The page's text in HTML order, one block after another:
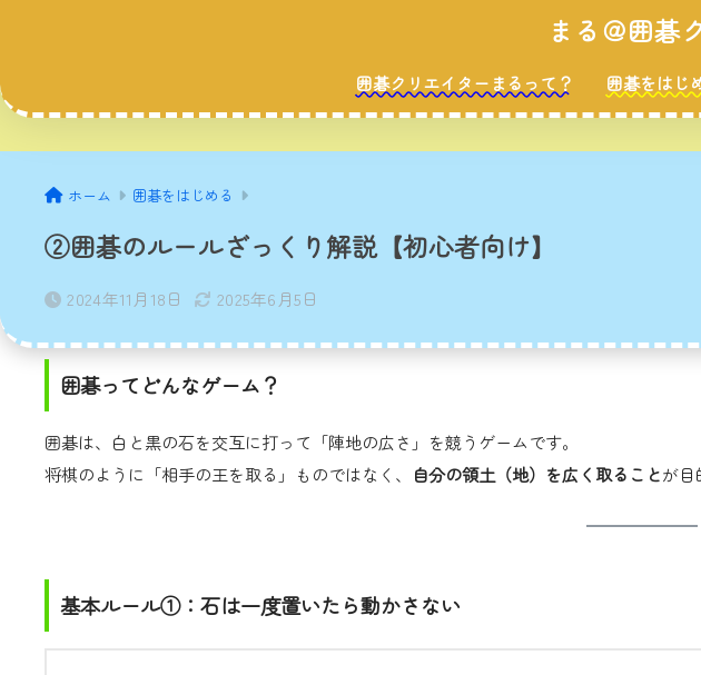
まる＠囲碁
囲碁クリエイターまるって？ 囲碁をはじ
ホーム 囲碁をはじめる
②囲碁のルールざっくり解説【初心者向け】
2024年11月18日 2025年6月5日
囲碁ってどんなゲーム？
囲碁は、白と黒の石を交互に打って「陣地の広さ」を競うゲームです。
将棋のように「相手の王を取る」ものではなく、
自分の領土（地）を広く取ることが目
基本ルール①：石は一度置いたら動かさない